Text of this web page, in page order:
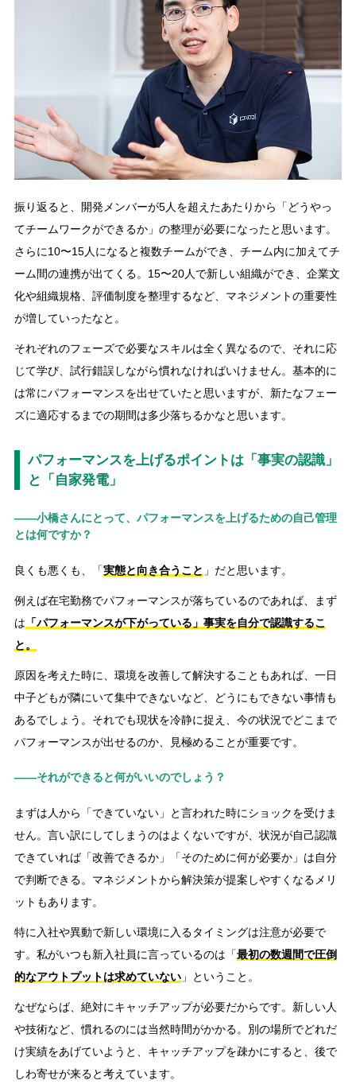
振り返ると、開発メンバーが5人を超えたあたりから「どうやっ
てチームワークができるか」の整理が必要になったと思います。
さらに10〜15人になると複数チームができ、チーム内に加えてチ
ーム間の連携が出てくる。15〜20人で新しい組織ができ、企業文
化や組織規格、評価制度を整理するなど、マネジメントの重要性
が増していったなと。
それぞれのフェーズで必要なスキルは全く異なるので、それに応
じて学び、試行錯誤しながら慣れなければいけません。基本的に
は常にパフォーマンスを出せていたと思いますが、新たなフェー
ズに適応するまでの期間は多少落ちるかなと思います。
パフォーマンスを上げるポイントは「事実の認識」
と「自家発電」
――小橋さんにとって、パフォーマンスを上げるための自己管理
とは何ですか？
良くも悪くも、「実態と向き合うこと 」だと思います。
例えば在宅勤務でパフォーマンスが落ちているのであれば、まず
は 「パフォーマンスが下がっている」事実を自分で認識するこ
と。
原因を考えた時に、環境を改善して解決することもあれば、一日
中子どもが隣にいて集中できないなど、どうにもできない事情も
あるでしょう。それでも現状を冷静に捉え、今の状況でどこまで
パフォーマンスが出せるのか、見極めることが重要です。
――それができると何がいいのでしょう？
まずは人から「できていない」と言われた時にショックを受けま
せん。言い訳にしてしまうのはよくないですが、状況が自己認識
できていれば「改善できるか」「そのために何が必要か」は自分
で判断できる。マネジメントから解決策が提案しやすくなるメリ
ットもあります。
特に入社や異動で新しい環境に入るタイミングは注意が必要で
す。私がいつも新入社員に言っているのは「最初の数週間で圧倒
的なアウトプットは求めていない」ということ。
なぜならば、絶対にキャッチアップが必要だからです。新しい人
や技術など、慣れるのには当然時間がかかる。別の場所でどれだ
け実績をあげていようと、キャッチアップを疎かにすると、後で
しわ寄せが来ると考えています。